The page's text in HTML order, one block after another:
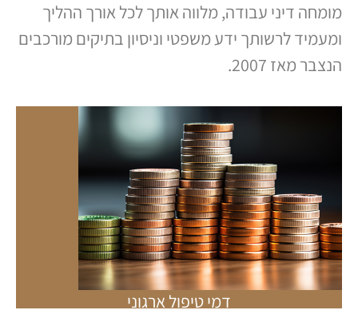
דמי טיפול ארגוני
מומחה דיני עבודה, מלווה אותך לכל אורך ההליך
ומעמיד לרשותך ידע משפטי וניסיון בתיקים מורכבים
הנצבר מאז 2007.